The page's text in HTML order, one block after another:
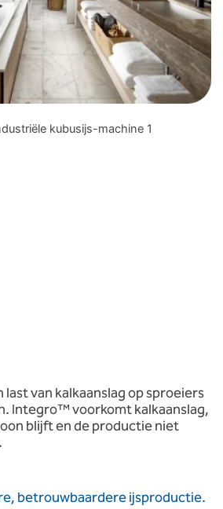
van kalkaanslag op sproeiers
Integro™ voorkomt kalkaanslag,
blijft en de productie niet
betrouwbaardere ijsproductie.